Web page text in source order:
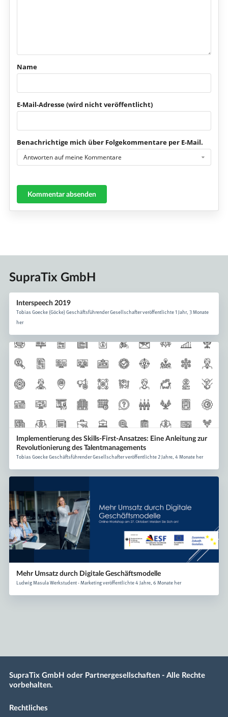
Name
E-Mail-Adresse (wird nicht veröffentlicht)
Benachrichtige mich über Folgekommentare per E-Mail.
Antworten auf meine Kommentare
Kommentar absenden
SupraTix GmbH
Interspeech 2019
Tobias Goecke (Göcke) Geschäftsführender Gesellschafter veröffentlichte 1 Jahr, 3 Monate
her
Implementierung des Skills-First-Ansatzes: Eine Anleitung zur
Revolutionierung des Talentmanagements
Tobias Goecke Geschäftsführender Gesellschafter veröffentlichte 2 Jahre, 4 Monate her
Mehr Umsatz durch Digitale Geschäftsmodelle
Ludwig Masula Werkstudent - Marketing veröffentlichte 4 Jahre, 6 Monate her
SupraTix GmbH oder Partnergesellschaften - Alle Rechte
vorbehalten.
Rechtliches